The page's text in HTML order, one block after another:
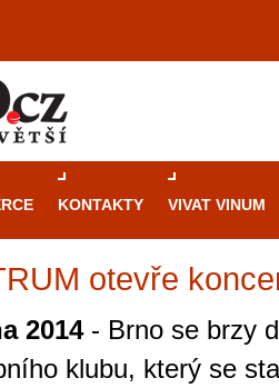
KONTAKTY VIVAT VINUM
otevře
2014- Brno se brzy
klubu, který se
Průvodce
Brně: Od
automaty